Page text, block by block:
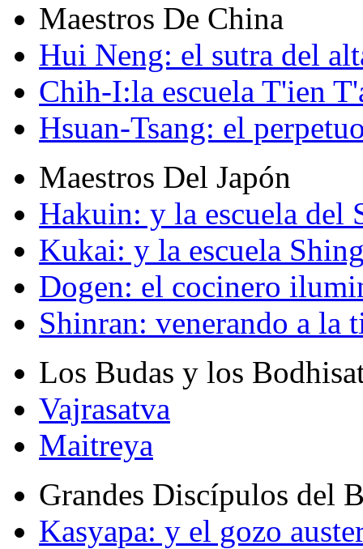
Maestros De China
Hui Neng: el sutra del
Chih-I:la escuela T'ien
Hsuan-Tsang: el
Maestros Del Japón
Hakuin: y la escuela del
Kukai: y la escuela
Dogen: el cocinero
Shinran: venerando a la
Los Budas y los
Vajrasatva
Maitreya
Grandes Discípulos del
Kasyapa: y el gozo